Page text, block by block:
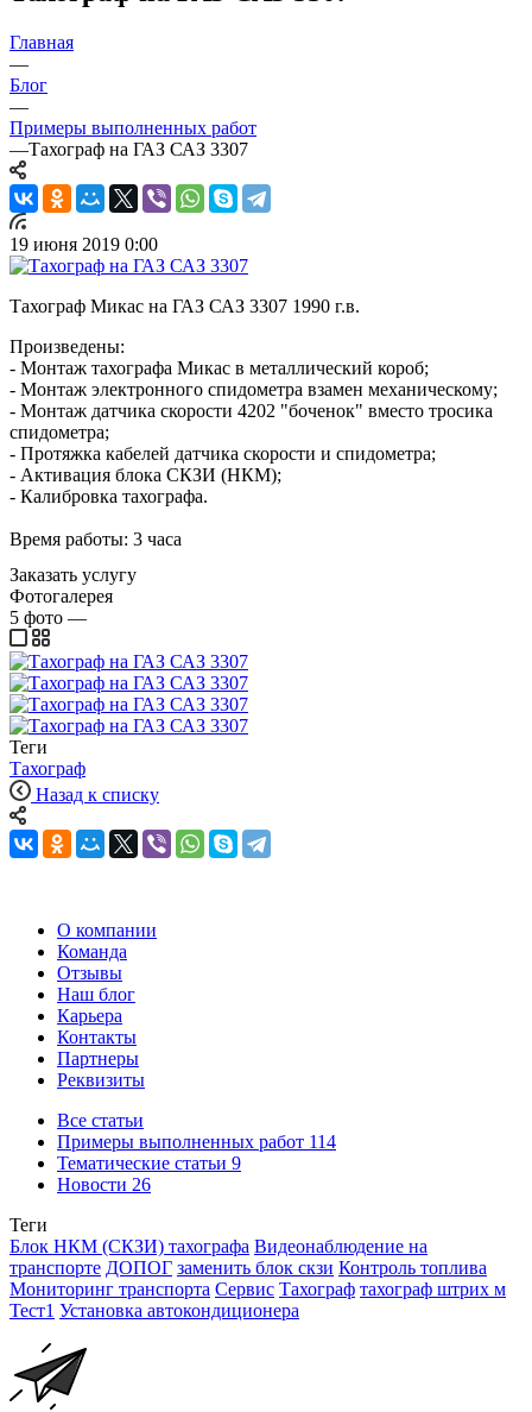
Главная
—
Блог
—
Примеры выполненных работ
—Тахограф на ГАЗ САЗ 3307
19 июня 2019 0:00
Тахограф Микас на ГАЗ САЗ 3307 1990 г.в.
Произведены:
- Монтаж тахографа Микас в металлический короб;
- Монтаж электронного спидометра взамен механическому;
- Монтаж датчика скорости 4202 "боченок" вместо тросика
спидометра;
- Протяжка кабелей датчика скорости и спидометра;
- Активация блока СКЗИ (НКМ);
- Калибровка тахографа.
Время работы: 3 часа
Заказать услугу
Фотогалерея
5 фото —
Теги
Тахограф
Назад к списку
О компании
Команда
Отзывы
Наш блог
Карьера
Контакты
Партнеры
Реквизиты
Все статьи
Примеры выполненных работ 114
Тематические статьи 9
Новости 26
Теги
Блок НКМ (СКЗИ) тахографа Видеонаблюдение на
транспорте ДОПОГ заменить блок скзи Контроль топлива
Мониторинг транспорта Сервис Тахограф тахограф штрих м
Тест1 Установка автокондиционера